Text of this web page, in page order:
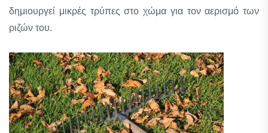
δημιουργεί μικρές τρύπες στο χώμα για τον αερισμό των
ριζών του.